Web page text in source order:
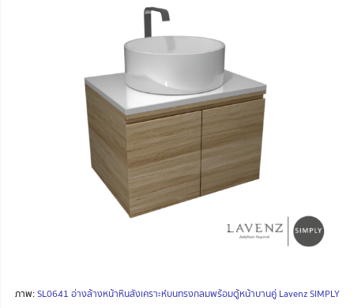
ภาพ:SL0641 อ่างล้างหน้าหินสังเคราะห์บนทรงกลมพร้อมตู้หน้าบานคู่ Lavenz SIMPLY